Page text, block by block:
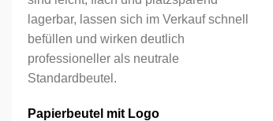
lagerbar, lassen sich im Verkauf schnell
befüllen und wirken deutlich
professioneller als neutrale
Standardbeutel.
Papierbeutel mit Logo